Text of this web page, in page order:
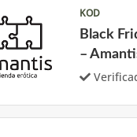
KOD
Black
–